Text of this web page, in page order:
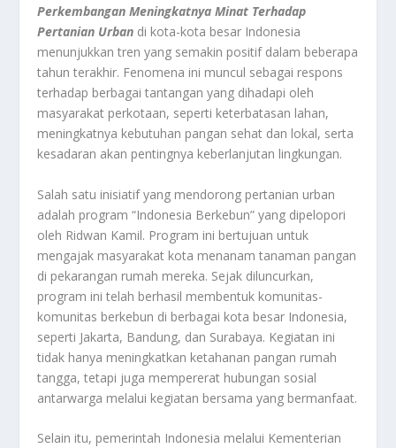
Perkembangan Meningkatnya Minat Terhadap
Pertanian Urban di kota-kota besar Indonesia
menunjukkan tren yang semakin positif dalam beberapa
tahun terakhir. Fenomena ini muncul sebagai respons
terhadap berbagai tantangan yang dihadapi oleh
masyarakat perkotaan, seperti keterbatasan lahan,
meningkatnya kebutuhan pangan sehat dan lokal, serta
kesadaran akan pentingnya keberlanjutan lingkungan.
Salah satu inisiatif yang mendorong pertanian urban
adalah program “Indonesia Berkebun” yang dipelopori
oleh Ridwan Kamil. Program ini bertujuan untuk
mengajak masyarakat kota menanam tanaman pangan
di pekarangan rumah mereka. Sejak diluncurkan,
program ini telah berhasil membentuk komunitas-
komunitas berkebun di berbagai kota besar Indonesia,
seperti Jakarta, Bandung, dan Surabaya. Kegiatan ini
tidak hanya meningkatkan ketahanan pangan rumah
tangga, tetapi juga mempererat hubungan sosial
antarwarga melalui kegiatan bersama yang bermanfaat.
Selain itu, pemerintah Indonesia melalui Kementerian